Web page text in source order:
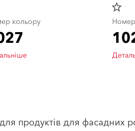
кольору
star_border
продуктів для фасадних